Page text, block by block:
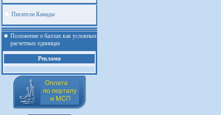
Писатели Канады
Положение о баллах как условных
расчетных единицах
Реклама